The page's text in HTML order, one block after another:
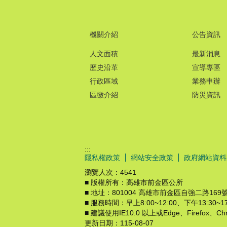
機關介紹
人文面積
歷史沿革
行政區域
區徽介紹
公告資訊
最新消息
宣導專區
業務申辦
防災資訊
:::
隱私權政策
網站安全政策
政府網站資
瀏覽人次： 4541
■ 版權所有：高雄市前金區公所
■ 地址：801004 高雄市前金區自強二路
■ 服務時間：早上8:00~12:00、下午
■ 建議使用IE10.0 以上或Edge、Firefox、
更新日期： 115-08-07